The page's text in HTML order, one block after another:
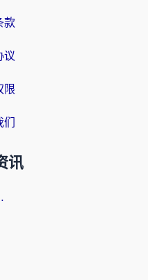
款
议
限
讯
国加速方案